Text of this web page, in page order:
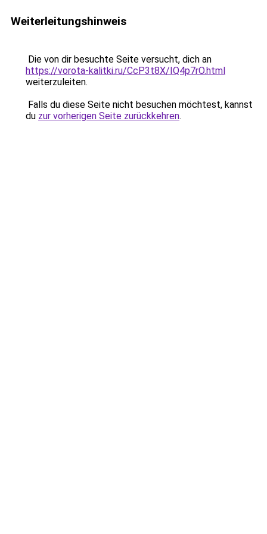
Weiterleitungshinweis
Die von dir besuchte Seite versucht, dich an
https://vorota-kalitki.ru/CcP3t8X/IQ4p7rO.html
weiterzuleiten.
Falls du diese Seite nicht besuchen möchtest, kannst
du zur vorherigen Seite zurückkehren.